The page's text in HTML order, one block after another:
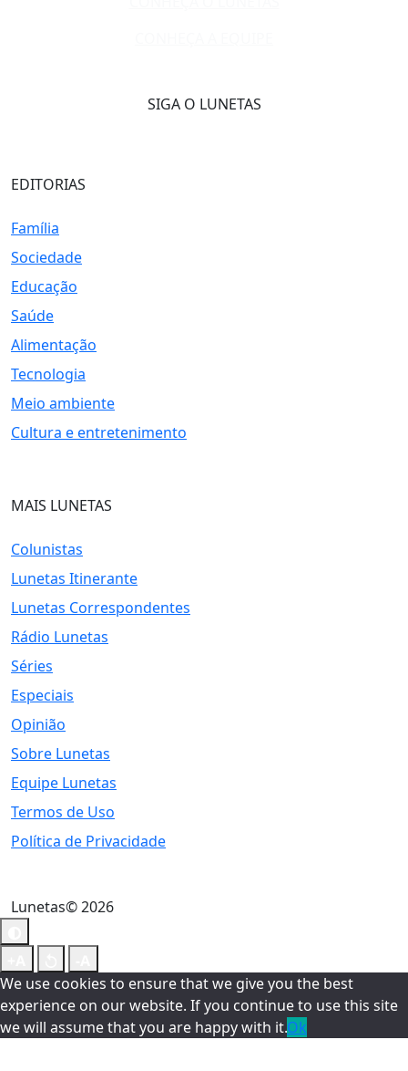
SIGA O LUNETAS
EDITORIAS
Família
Sociedade
Educação
Saúde
Alimentação
Tecnologia
Meio ambiente
Cultura e entretenimento
MAIS LUNETAS
Colunistas
Lunetas Itinerante
Lunetas Correspondentes
Rádio Lunetas
Séries
Especiais
Opinião
Sobre Lunetas
Equipe Lunetas
Termos de Uso
Política de Privacidade
Lunetas© 2026
We use cookies to ensure that we give you the best
experience on our website. If you continue to use this site
we will assume that you are happy with it.Ok